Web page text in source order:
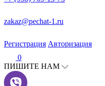
zakaz@pechat-1.ru
Регистрация Авторизация
0
ПИШИТЕ НАМ